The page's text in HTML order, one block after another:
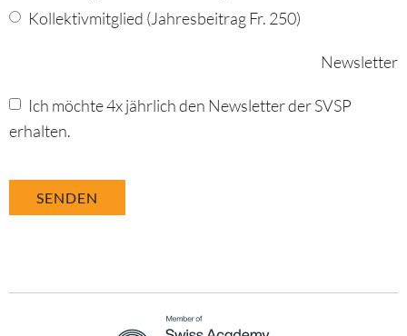
Kollektivmitglied (Jahresbeitrag Fr. 250)
Newsletter
erhalten.